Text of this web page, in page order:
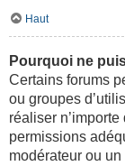
Haut
Pourquoi ne
Certains forums
ou groupes
réaliser
permissions
modérateur ou